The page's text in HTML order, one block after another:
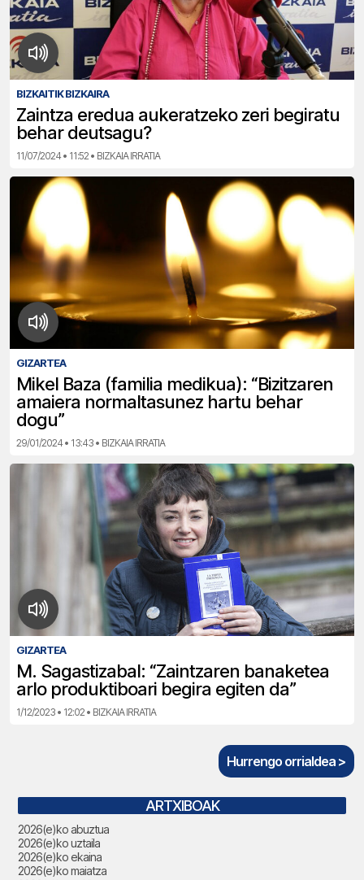
BIZKAITIK BIZKAIRA
Zaintza eredua aukeratzeko zeri begiratu
behar deutsagu?
11/07/2024 • 11:52 • BIZKAIA IRRATIA
GIZARTEA
Mikel Baza (familia medikua): “Bizitzaren
amaiera normaltasunez hartu behar
dogu”
29/01/2024 • 13:43 • BIZKAIA IRRATIA
GIZARTEA
M. Sagastizabal: “Zaintzaren banaketea
arlo produktiboari begira egiten da”
1/12/2023 • 12:02 • BIZKAIA IRRATIA
Hurrengo orrialdea >
ARTXIBOAK
2026(e)ko abuztua
2026(e)ko uztaila
2026(e)ko ekaina
2026(e)ko maiatza